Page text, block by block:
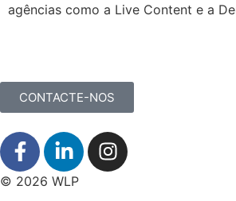
agências como a Live Content e a
CONTACTE-NOS
© 2026 WLP